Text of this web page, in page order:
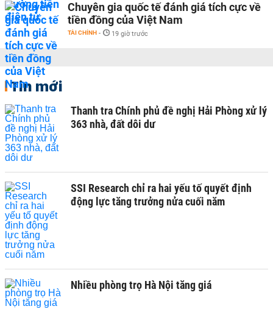
Chuyên gia quốc tế đánh giá tích cực về
tiền đồng của Việt Nam
TÀI CHÍNH - 19 giờ trước
Tin mới
Thanh tra Chính phủ đề nghị Hải Phòng xử lý
363 nhà, đất dôi dư
SSI Research chỉ ra hai yếu tố quyết định
động lực tăng trưởng nửa cuối năm
Nhiều phòng trọ Hà Nội tăng giá